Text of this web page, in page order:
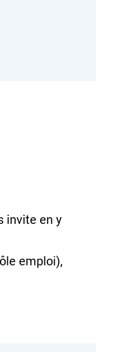
invite en y
emploi),